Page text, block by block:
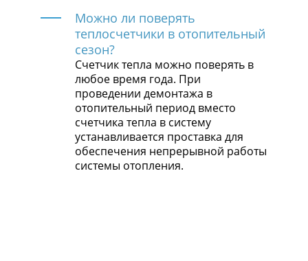
Можно ли поверять
теплосчетчики в отопительный
сезон?
Счетчик тепла можно поверять в
любое время года. При
проведении демонтажа в
отопительный период вместо
счетчика тепла в систему
устанавливается проставка для
обеспечения непрерывной работы
системы отопления.